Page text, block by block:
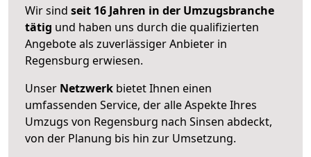
Wir sind seit 16 Jahren in der Umzugsbranche
tätig und haben uns durch die qualifizierten
Angebote als zuverlässiger Anbieter in
Regensburg erwiesen.
Unser Netzwerk bietet Ihnen einen
umfassenden Service, der alle Aspekte Ihres
Umzugs von Regensburg nach Sinsen abdeckt,
von der Planung bis hin zur Umsetzung.